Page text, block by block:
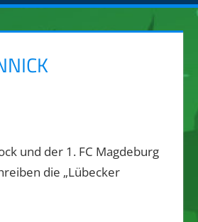
und der 1. FC Magdeburg
die „Lübecker